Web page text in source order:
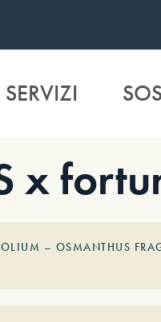
SERVIZI
x
– OSMANTHUS